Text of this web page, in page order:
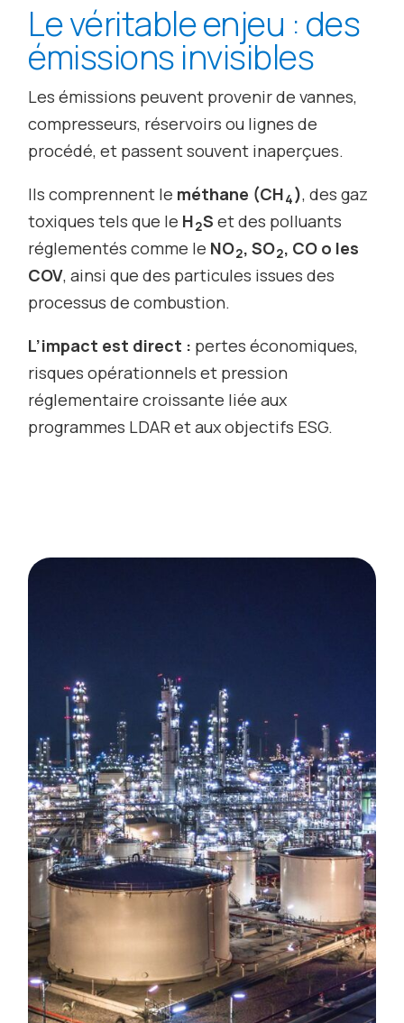
Le véritable enjeu : des
émissions invisibles
Les émissions peuvent provenir de vannes,
compresseurs, réservoirs ou lignes de
procédé, et passent souvent inaperçues.
Ils comprennent le méthane (CH4), des gaz
toxiques tels que le H2S et des polluants
réglementés comme le NO2, SO2, CO o les
COV, ainsi que des particules issues des
processus de combustion.
L’impact est direct : pertes économiques,
risques opérationnels et pression
réglementaire croissante liée aux
programmes LDAR et aux objectifs ESG.